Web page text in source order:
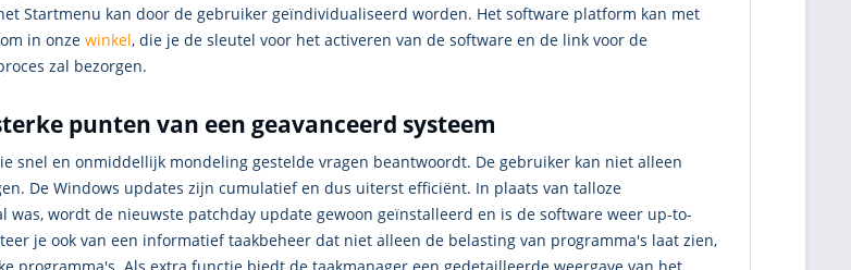
Startmenu kan door de gebruiker geïndividualiseerd worden. Het software platform kan met
in onze winkel, die je de sleutel voor het activeren van de software en de link voor de
zal bezorgen.
punten van een geavanceerd systeem
snel en onmiddellijk mondeling gestelde vragen beantwoordt. De gebruiker kan niet alleen
De Windows updates zijn cumulatief en dus uiterst efficiënt. In plaats van talloze
was, wordt de nieuwste patchday update gewoon geïnstalleerd en is de software weer up-to-
je ook van een informatief taakbeheer dat niet alleen de belasting van programma's laat zien,